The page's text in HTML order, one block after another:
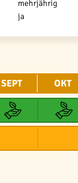
mehrjährig
ja
SEPT OKT